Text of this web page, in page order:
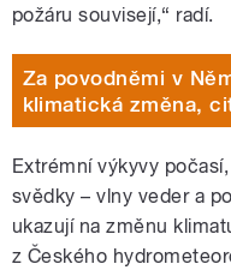
požáru souvisejí,“ radí.
Za povodněmi v
klimatická změna,
Extrémní výkyvy
svědky – vlny veder a
ukazují na změnu
z Českého